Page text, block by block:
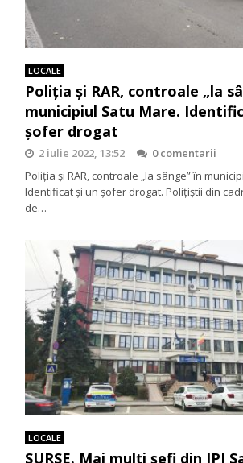
LOCALE
Poliția și RAR, controale „la
municipiul Satu Mare.
șofer drogat
2 iulie 2022, 13:52
0 comentarii
Poliția și RAR, controale „la sânge” în
Identificat și un șofer drogat. Polițiștii din
de…
LOCALE
SURSE. Mai mulți șefi din IPJ